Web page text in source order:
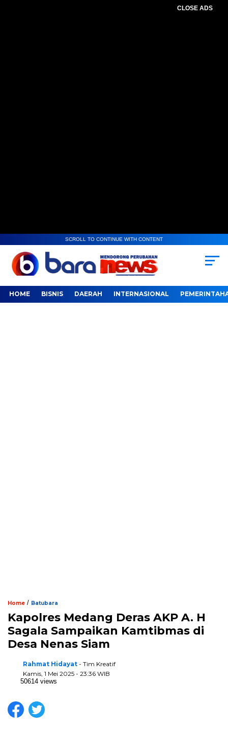
CLOSE ADS
SCROLL TO CONTINUE WITH CONTENT
HOME BISNIS DAERAH INTERNASIONAL
Home / Batubara
Kapolres Medang Deras AKP A. H
Sagala Sampaikan Kamtibmas di
Desa Nenas Siam
Rahmat Hidayat - Tim Kreatif
Kamis, 1 Mei 2025 - 23:36 WIB
50614 views